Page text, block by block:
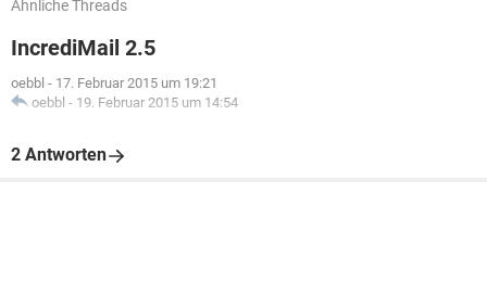
Ähnliche Threads
IncrediMail 2.5
oebbl - 17. Februar 2015 um 19:21
oebbl - 19. Februar 2015 um 14:54
2 Antworten